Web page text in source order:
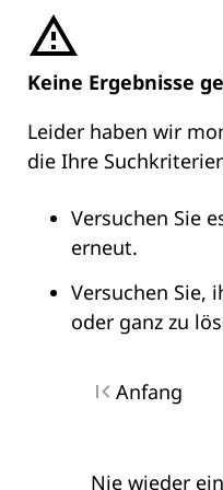
Keine Ergebnisse
Leider haben wir
die Ihre
Versuchen Sie
erneut.
Versuchen Sie,
oder ganz zu
Anfang
Nie wieder